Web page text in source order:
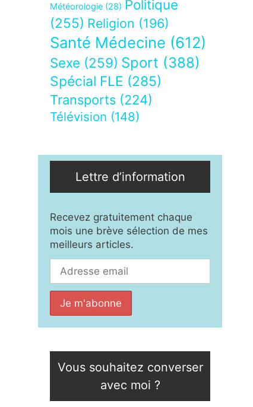
Météorologie (28) Politique
(255) Religion (196)
Santé Médecine (612)
Sexe (259) Sport (388)
Spécial FLE (285)
Transports (224)
Télévision (148)
Lettre d’information
Recevez gratuitement chaque
mois une brève sélection de mes
meilleurs articles.
Vous souhaitez converser
avec moi ?